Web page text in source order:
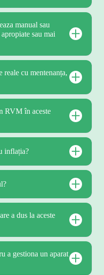
manual sau
sau mai
cu mentenanța,
RVM în aceste
inflația?
a dus la aceste
a gestiona un aparat